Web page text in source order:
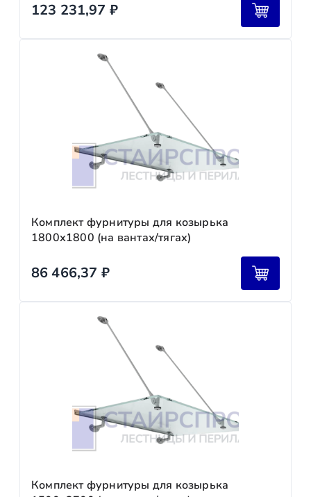
123 231,97 ₽
Комплект фурнитуры для козырька
1800х1800 (на вантах/тягах)
86 466,37 ₽
Комплект фурнитуры для козырька